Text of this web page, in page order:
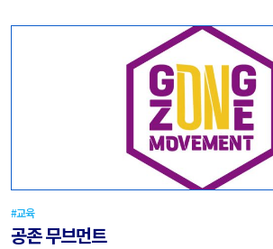
#교육
공존 무브먼트